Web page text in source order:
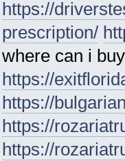
https://
prescription/
where can i
https://
https://
https://
https://